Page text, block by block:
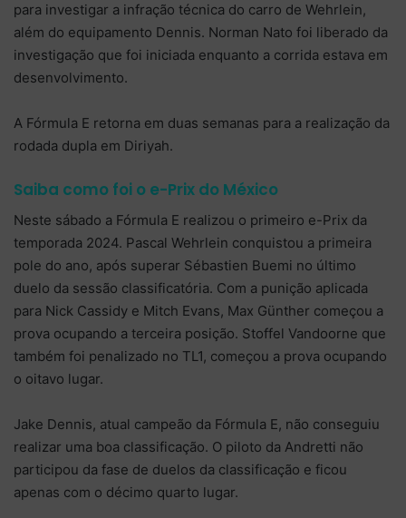
para investigar a infração técnica do carro de Wehrlein,
além do equipamento Dennis. Norman Nato foi liberado da
investigação que foi iniciada enquanto a corrida estava em
desenvolvimento.
A Fórmula E retorna em duas semanas para a realização da
rodada dupla em Diriyah.
Saiba como foi o e-Prix do México
Neste sábado a Fórmula E realizou o primeiro e-Prix da
temporada 2024. Pascal Wehrlein conquistou a primeira
pole do ano, após superar Sébastien Buemi no último
duelo da sessão classificatória. Com a punição aplicada
para Nick Cassidy e Mitch Evans, Max Günther começou a
prova ocupando a terceira posição. Stoffel Vandoorne que
também foi penalizado no TL1, começou a prova ocupando
o oitavo lugar.
Jake Dennis, atual campeão da Fórmula E, não conseguiu
realizar uma boa classificação. O piloto da Andretti não
participou da fase de duelos da classificação e ficou
apenas com o décimo quarto lugar.